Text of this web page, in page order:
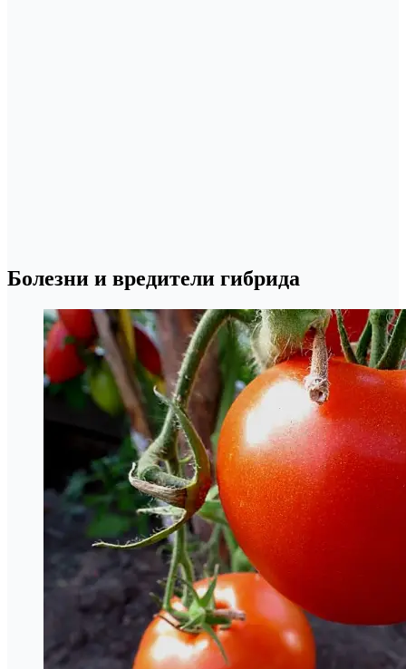
Болезни и вредители гибрида